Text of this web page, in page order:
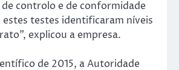
controlo e de conformidade
testes identificaram níveis
explicou a empresa.
de 2015, a Autoridade